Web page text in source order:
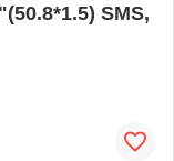
SMS,